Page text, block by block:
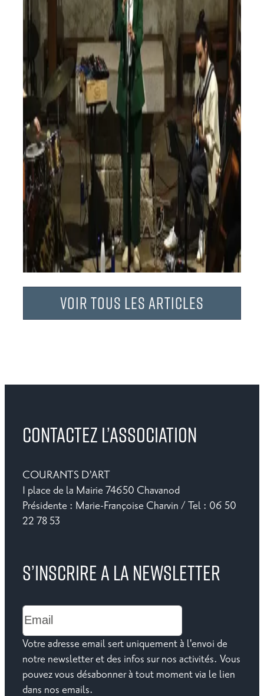
Espuma Antigua en concert à Chapeiry
Saison 2024/2025
Voir tous les articles
CONTACTEZ L’ASSOCIATION
COURANTS D’ART
1 place de la Mairie 74650 Chavanod
Présidente : Marie-Françoise Charvin / Tel : 06 50
22 78 53
S’INSCRIRE A LA NEWSLETTER
Votre adresse email sert uniquement à l'envoi de
notre newsletter et des infos sur nos activités. Vous
pouvez vous désabonner à tout moment via le lien
dans nos emails.